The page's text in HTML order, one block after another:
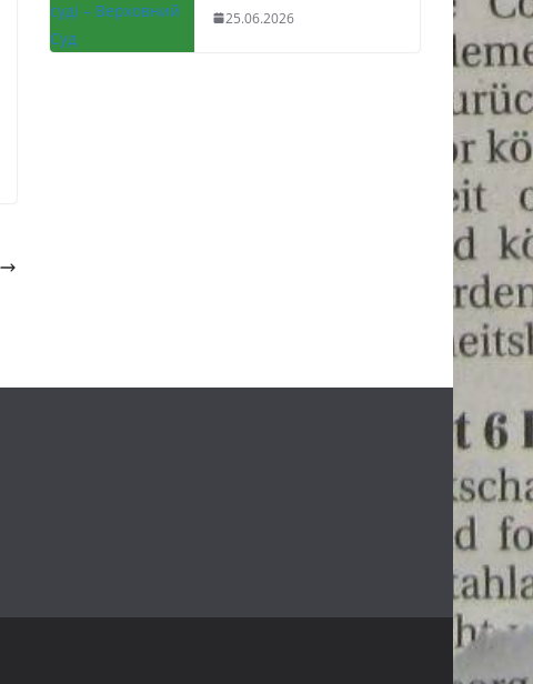
25.06.2026